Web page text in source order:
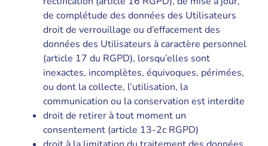
de complétude des données des Utilisateurs
droit de verrouillage ou d’effacement des
données des Utilisateurs à caractère personnel
(article 17 du RGPD), lorsqu’elles sont
inexactes, incomplètes, équivoques, périmées,
ou dont la collecte, l’utilisation, la
communication ou la conservation est interdite
droit de retirer à tout moment un
consentement (article 13-2c RGPD)